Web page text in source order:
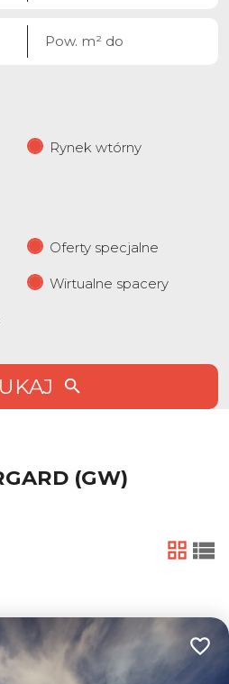
Rynek wtórny
Oferty specjalne
Wirtualne spacery
(GW)
tabela